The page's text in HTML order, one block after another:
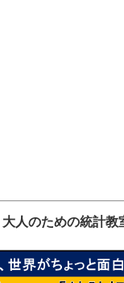
人のための統計教